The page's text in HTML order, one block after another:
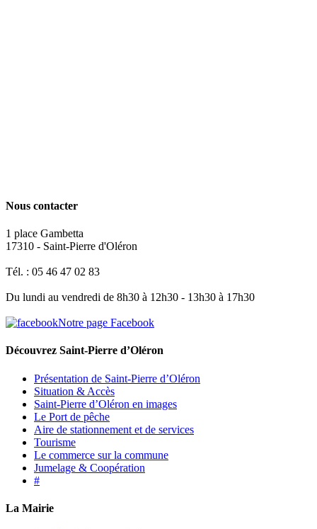
Nous contacter
1 place Gambetta
17310 - Saint-Pierre d'Oléron
Tél. : 05 46 47 02 83
Du lundi au vendredi de 8h30 à 12h30 - 13h30 à 17h30
Notre page Facebook
Découvrez Saint-Pierre d’Oléron
Présentation de Saint-Pierre d’Oléron
Situation & Accès
Saint-Pierre d’Oléron en images
Le Port de pêche
Aire de stationnement et de services
Tourisme
Le commerce sur la commune
Jumelage & Coopération
#
La Mairie